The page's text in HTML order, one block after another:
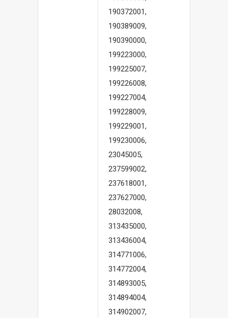
190372001,
190389009,
190390000,
199223000,
199225007,
199226008,
199227004,
199228009,
199229001,
199230006,
23045005,
237599002,
237618001,
237627000,
28032008,
313435000,
313436004,
314771006,
314772004,
314893005,
314894004,
314902007,